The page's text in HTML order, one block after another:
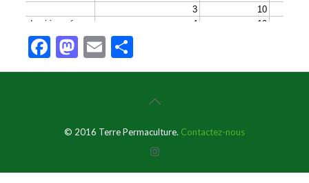
Facebook
Mastodon
EmailPartager
© 2016 Terre Permaculture. Contactez-nous